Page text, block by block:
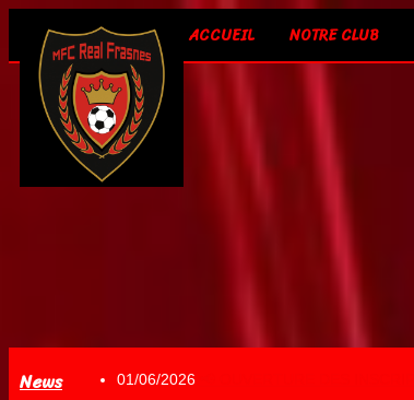
ACCUEIL NOTRE CLUB
News 01/06/2026